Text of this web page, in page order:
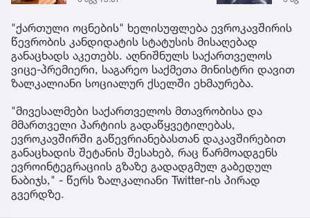
ნახევარფაბრიკატებში“ -
სურსათის უვნებლობის
სპეციალისტის მიმართვა
"ქართული ოცნების" ხელისუფლება ევროკავშირის
წევრობის კანდიდატის სტატუსის მისაღებად
განაცხადს აკეთებს. აღნიშნულს საქართველოს
ვიცე-პრემიერი, საგარეო საქმეთა მინისტრი დავით
ზალკალიანი სოციალურ ქსელში ეხმაურება.
"მივესალმები საქართველოს მთავრობისა და
მმართველი პარტიის გადაწყვეტილებას,
ევროკავშირში გაწევრიანებასთან დაკავშირებით
განაცხადის შეტანის შესახებ, რაც წარმოადგენს
ევროინტეგრაციის გზაზე გადადგმულ გაბედულ
ნაბიჯს," - წერს ზალკალიანი Twitter-ის პირად
გვერდზე.